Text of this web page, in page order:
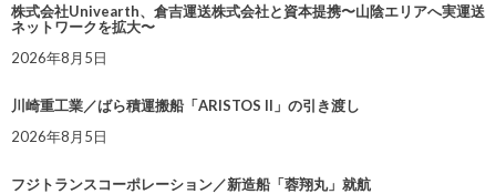
株式会社Univearth、倉吉運送株式会社と資本提携〜山陰エリアへ実運送
ネットワークを拡大〜
2026年8月5日
川崎重工業／ばら積運搬船「ARISTOS II」の引き渡し
2026年8月5日
フジトランスコーポレーション／新造船「蓉翔丸」就航